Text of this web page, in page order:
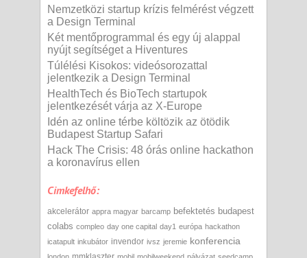
Nemzetközi startup krízis felmérést végzett
a Design Terminal
Két mentőprogrammal és egy új alappal
nyújt segítséget a Hiventures
Túlélési Kisokos: videósorozattal
jelentkezik a Design Terminal
HealthTech és BioTech startupok
jelentkezését várja az X-Europe
Idén az online térbe költözik az ötödik
Budapest Startup Safari
Hack The Crisis: 48 órás online hackathon
a koronavírus ellen
Cimkefelhő:
akcelerátor appra magyar barcamp befektetés budapest
colabs compleo day one capital day1 európa hackathon
icatapult inkubátor invendor ivsz jeremie konferencia